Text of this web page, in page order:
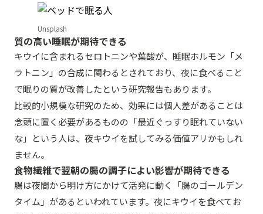
Unsplash
質の高い睡眠が期待できる
キウイに含まれるセロトニンや葉酸が、睡眠ホルモン「メ
ラトニン」の合成に関わるとされており、夜に食べること
で眠りの質が改善したという研究報告もあります。
比較的小規模な研究のため、効果には個人差があることは
念頭に置く必要があるものの「最近ぐっすり眠れていない
な」という人は、夜キウイを試してみる価値アリかもしれ
ません。
食物繊維で翌朝の腸の調子によい影響が期待できる
腸は夜間から明け方にかけて活発に動く「腸のゴールデン
タイム」があるといわれています。夜にキウイを食べてお